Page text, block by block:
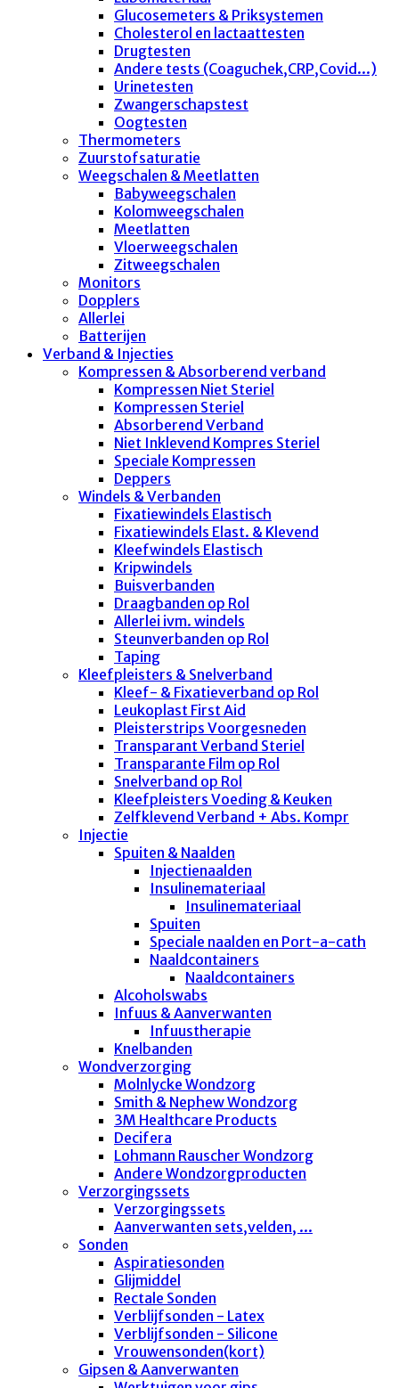
Glucosemeters & Priksystemen
Cholesterol en lactaattesten
Drugtesten
Andere tests (Coaguchek,CRP,Covid...)
Urinetesten
Zwangerschapstest
Oogtesten
Thermometers
Zuurstofsaturatie
Weegschalen & Meetlatten
Babyweegschalen
Kolomweegschalen
Meetlatten
Vloerweegschalen
Zitweegschalen
Monitors
Dopplers
Allerlei
Batterijen
Verband & Injecties
Kompressen & Absorberend verband
Kompressen Niet Steriel
Kompressen Steriel
Absorberend Verband
Niet Inklevend Kompres Steriel
Speciale Kompressen
Deppers
Windels & Verbanden
Fixatiewindels Elastisch
Fixatiewindels Elast. & Klevend
Kleefwindels Elastisch
Kripwindels
Buisverbanden
Draagbanden op Rol
Allerlei ivm. windels
Steunverbanden op Rol
Taping
Kleefpleisters & Snelverband
Kleef- & Fixatieverband op Rol
Leukoplast First Aid
Pleisterstrips Voorgesneden
Transparant Verband Steriel
Transparante Film op Rol
Snelverband op Rol
Kleefpleisters Voeding & Keuken
Zelfklevend Verband + Abs. Kompr
Injectie
Spuiten & Naalden
Injectienaalden
Insulinemateriaal
Insulinemateriaal
Spuiten
Speciale naalden en Port-a-cath
Naaldcontainers
Naaldcontainers
Alcoholswabs
Infuus & Aanverwanten
Infuustherapie
Knelbanden
Wondverzorging
Molnlycke Wondzorg
Smith & Nephew Wondzorg
3M Healthcare Products
Decifera
Lohmann Rauscher Wondzorg
Andere Wondzorgproducten
Verzorgingssets
Verzorgingssets
Aanverwanten sets,velden, ...
Sonden
Aspiratiesonden
Glijmiddel
Rectale Sonden
Verblijfsonden - Latex
Verblijfsonden - Silicone
Vrouwensonden(kort)
Gipsen & Aanverwanten